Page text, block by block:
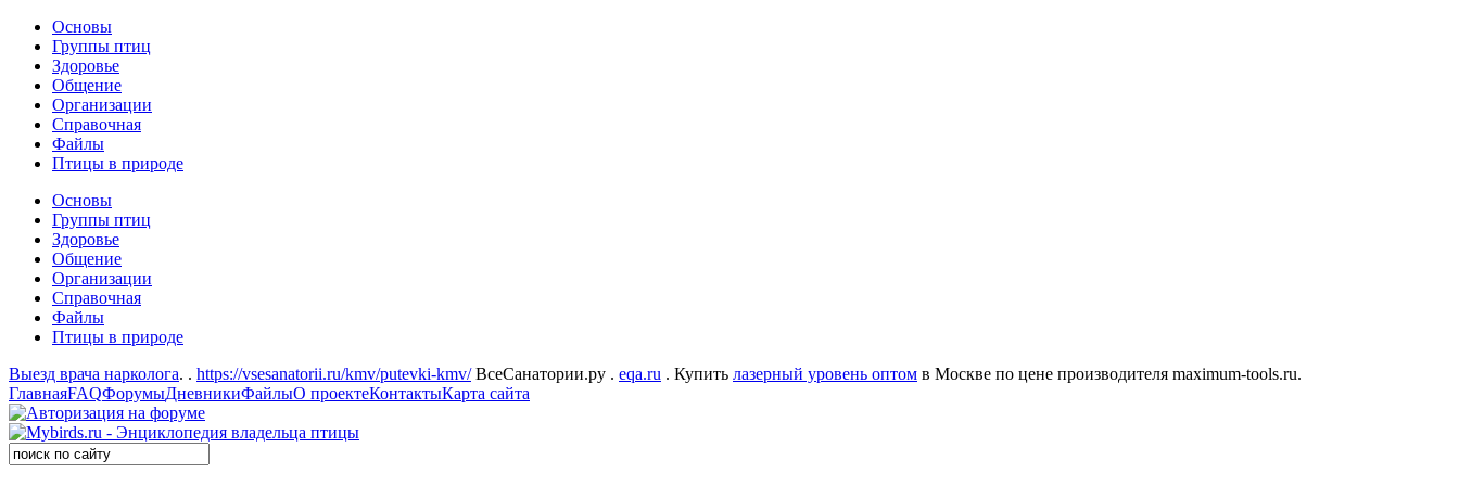
Основы
Группы птиц
Здоровье
Общение
Организации
Справочная
Файлы
Птицы в природе
Основы
Группы птиц
Здоровье
Общение
Организации
Справочная
Файлы
Птицы в природе
Выезд врача нарколога. . https://vsesanatorii.ru/kmv/putevki-kmv/ВсеСанатории.ру . eqa.ru . Купить лазерный уровень оптом в Москве по цене производителя maximum-tools.ru.
ГлавнаяFAQФорумыДневникиФайлыО проектеКонтактыКарта сайта